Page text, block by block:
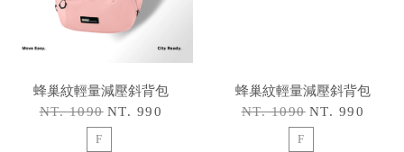
蜂巢紋輕量減壓斜背包
NT. 1090 NT. 990
F
蜂巢紋輕量減壓斜背包
NT. 1090 NT. 990
F